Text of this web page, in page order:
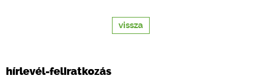
vissza
hírlevél-feliratkozás